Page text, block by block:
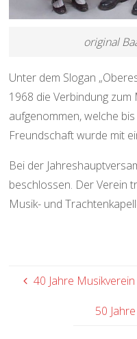
original
Unter dem Slogan
1968 die Verbindung
aufgenommen, welche
Freundschaft wurde mit
Bei der
beschlossen. Der Verein
Musik- und
40 Jahre
50